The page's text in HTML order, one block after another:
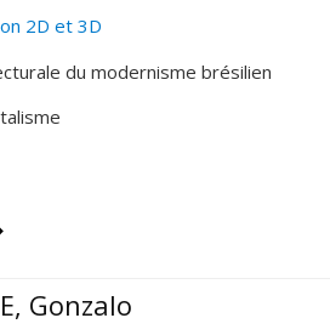
2D et 3D
du modernisme brésilien
Gonzalo